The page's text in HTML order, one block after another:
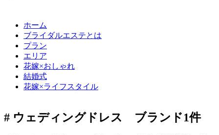
ホーム
ブライダルエステとは
プラン
エリア
花嫁×おしゃれ
結婚式
花嫁×ライフスタイル
# ウェディングドレス ブランド1件